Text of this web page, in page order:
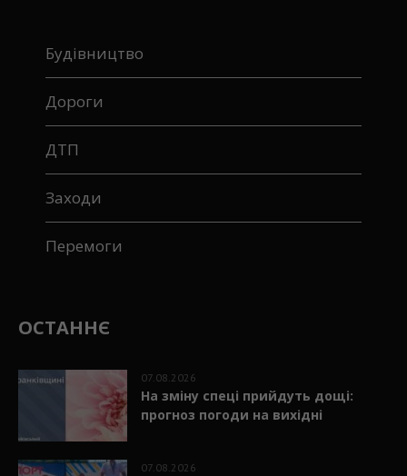
Будівництво
Дороги
ДТП
Заходи
Перемоги
ОСТАННЄ
07.08.2026
На зміну спеці прийдуть дощі:
прогноз погоди на вихідні
07.08.2026